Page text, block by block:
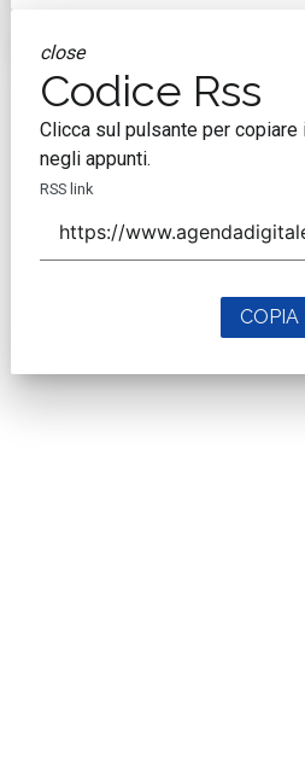
close
Codice Rss
Clicca sul pulsante per copiare
negli appunti.
RSS link
COPIA